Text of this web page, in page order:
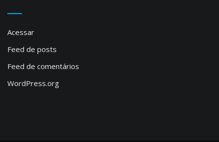
Acessar
Feed de posts
Feed de comentários
WordPress.org